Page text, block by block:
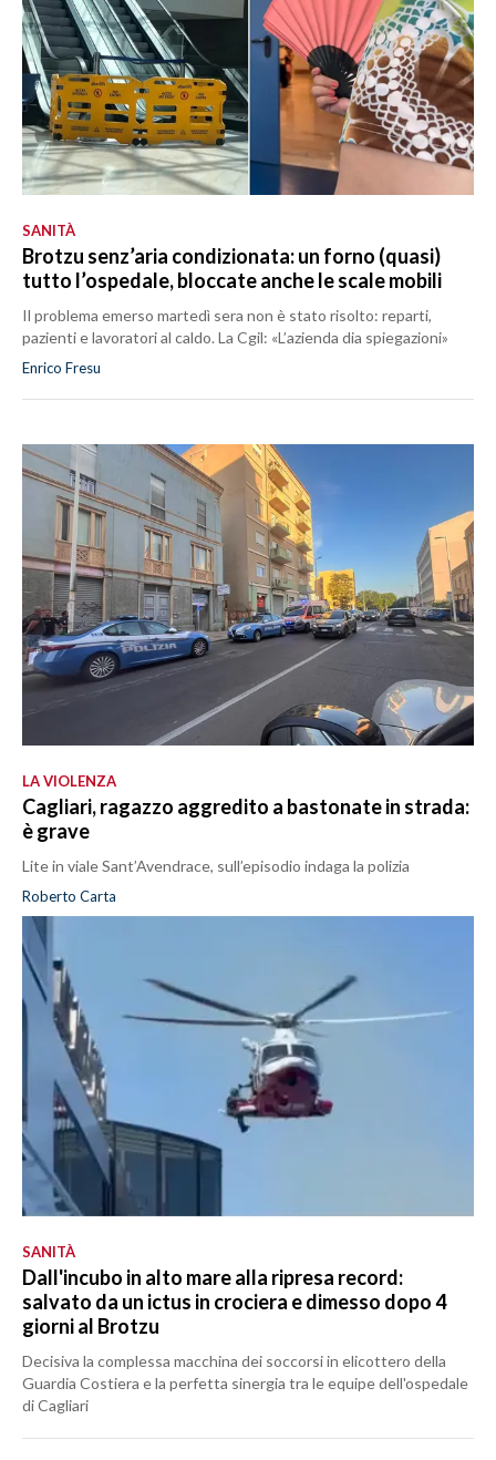
SANITÀ
Brotzu senz’aria condizionata: un forno (quasi)
tutto l’ospedale, bloccate anche le scale mobili
Il problema emerso martedì sera non è stato risolto: reparti,
pazienti e lavoratori al caldo. La Cgil: «L’azienda dia spiegazioni»
Enrico Fresu
LA VIOLENZA
Cagliari, ragazzo aggredito a bastonate in strada:
è grave
Lite in viale Sant’Avendrace, sull’episodio indaga la polizia
Roberto Carta
SANITÀ
Dall'incubo in alto mare alla ripresa record:
salvato da un ictus in crociera e dimesso dopo 4
giorni al Brotzu
Decisiva la complessa macchina dei soccorsi in elicottero della
Guardia Costiera e la perfetta sinergia tra le equipe dell'ospedale
di Cagliari